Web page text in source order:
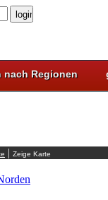
nach Regionen
|